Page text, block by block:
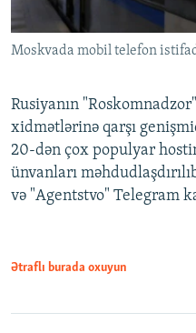
Moskvada mobil telefon
Rusiyanın
xidmətlərinə qarşı
20-dən çox populyar
ünvanları
və "Agentstvo" Telegram
Ətraflı burada oxuyun